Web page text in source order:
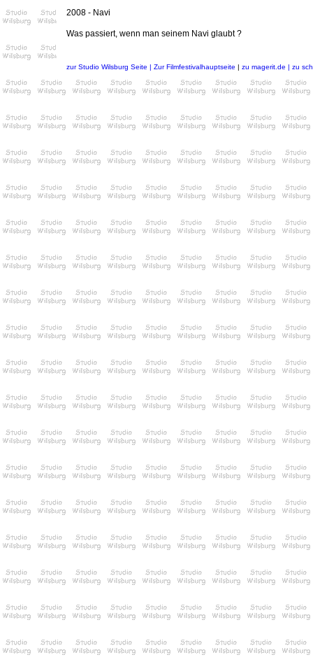
2008 - Navi
Was passiert, wenn man seinem Navi glaubt ?
zur Studio Wilsburg Seite | Zur Filmfestivalhauptseite | zu magerit.de | zu